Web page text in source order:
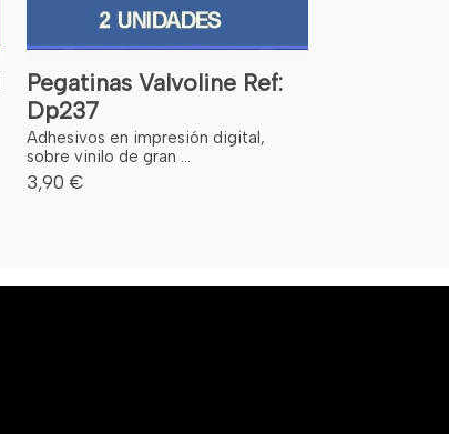
Pegatinas Valvoline Ref:
Dp237
Adhesivos en impresión digital,
sobre vinilo de gran ...
3,90 €